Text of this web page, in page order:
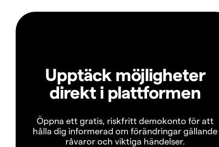
Upptäck möjligheter
direkt i plattformen
Öppna ett gratis, riskfritt demokonto för att
hålla dig informerad om förändringar gällande
råvaror och viktiga händelser.